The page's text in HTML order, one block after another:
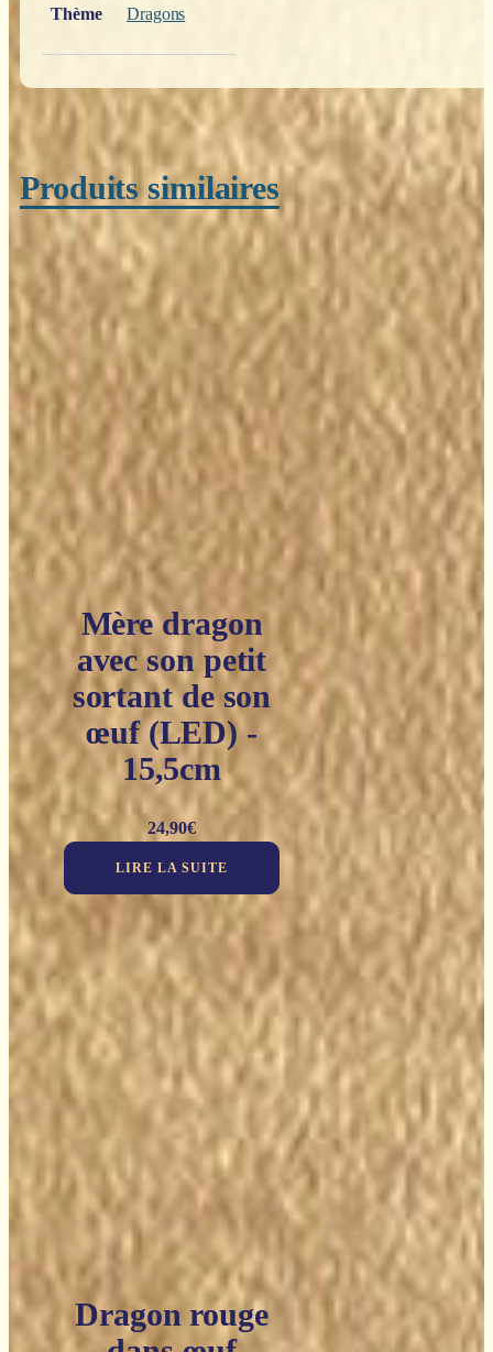
Thème Dragons
Produits similaires
Mère dragon
avec son petit
sortant de son
œuf (LED) -
15,5cm
24,90€
LIRE LA SUITE
Dragon rouge